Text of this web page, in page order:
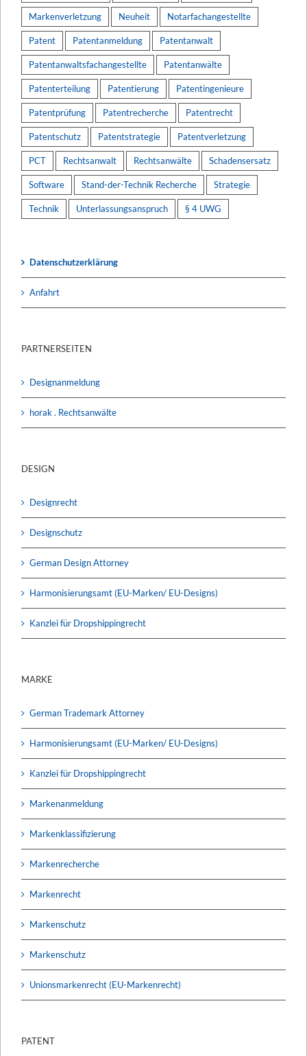
Markenverletzung Neuheit Notarfachangestellte
Patent Patentanmeldung Patentanwalt
Patentanwaltsfachangestellte Patentanwälte
Patenterteilung Patentierung Patentingenieure
Patentprüfung Patentrecherche Patentrecht
Patentschutz Patentstrategie Patentverletzung
PCT Rechtsanwalt Rechtsanwälte Schadensersatz
Software Stand-der-Technik Recherche Strategie
Technik Unterlassungsanspruch § 4 UWG
Datenschutzerklärung
Anfahrt
PARTNERSEITEN
Designanmeldung
horak . Rechtsanwälte
DESIGN
Designrecht
Designschutz
German Design Attorney
Harmonisierungsamt (EU-Marken/ EU-Designs)
Kanzlei für Dropshippingrecht
MARKE
German Trademark Attorney
Harmonisierungsamt (EU-Marken/ EU-Designs)
Kanzlei für Dropshippingrecht
Markenanmeldung
Markenklassifizierung
Markenrecherche
Markenrecht
Markenschutz
Markenschutz
Unionsmarkenrecht (EU-Markenrecht)
PATENT